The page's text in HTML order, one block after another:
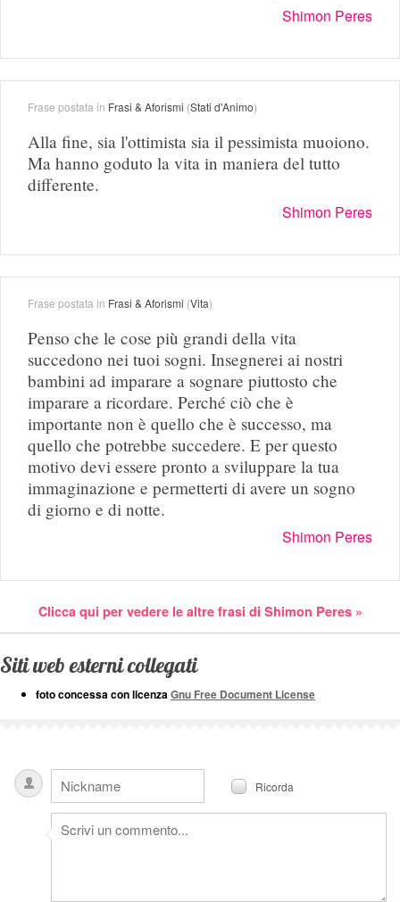
Shimon Peres
Frase postata in Frasi & Aforismi (Stati d'Animo)
Alla fine, sia l'ottimista sia il pessimista muoiono.
Ma hanno goduto la vita in maniera del tutto
differente.
Shimon Peres
Frase postata in Frasi & Aforismi (Vita)
Penso che le cose più grandi della vita
succedono nei tuoi sogni. Insegnerei ai nostri
bambini ad imparare a sognare piuttosto che
imparare a ricordare. Perché ciò che è
importante non è quello che è successo, ma
quello che potrebbe succedere. E per questo
motivo devi essere pronto a sviluppare la tua
immaginazione e permetterti di avere un sogno
di giorno e di notte.
Shimon Peres
Clicca qui per vedere le altre frasi di Shimon Peres »
Siti web esterni collegati
foto concessa con licenzaGnu Free Document License
Ricorda